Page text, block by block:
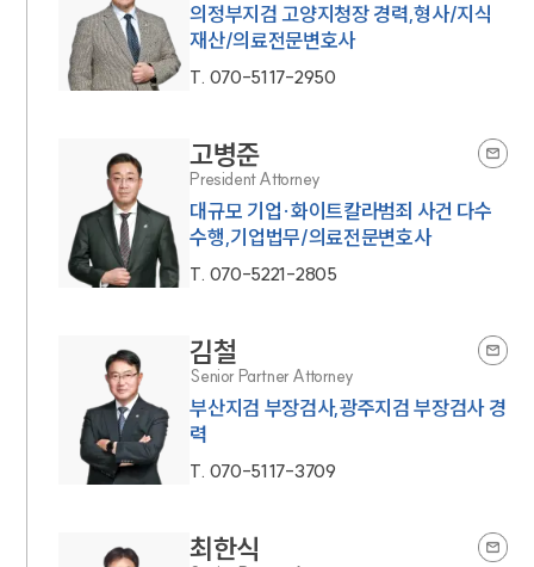
의정부지검 고양지청장 경력,형사/지식
재산/의료전문변호사
T. 070-5117-2950
고병준
President Attorney
대규모 기업·화이트칼라범죄 사건 다수
수행,기업법무/의료전문변호사
T. 070-5221-2805
김철
Senior Partner Attorney
부산지검 부장검사,광주지검 부장검사 경
력
T. 070-5117-3709
최한식